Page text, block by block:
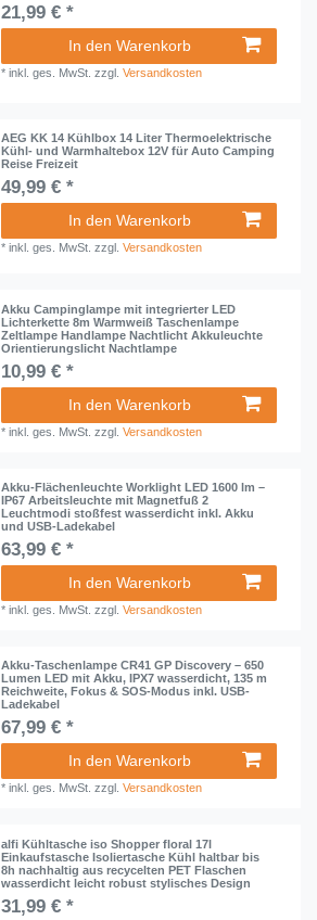
21,99 € *
In den Warenkorb
*inkl. ges. MwSt. zzgl.Versandkosten
AEG KK 14 Kühlbox 14 Liter Thermoelektrische
Kühl- und Warmhaltebox 12V für Auto Camping
Reise Freizeit
49,99 € *
In den Warenkorb
*inkl. ges. MwSt. zzgl.Versandkosten
Akku Campinglampe mit integrierter LED
Lichterkette 8m Warmweiß Taschenlampe
Zeltlampe Handlampe Nachtlicht Akkuleuchte
Orientierungslicht Nachtlampe
10,99 € *
In den Warenkorb
*inkl. ges. MwSt. zzgl.Versandkosten
Akku-Flächenleuchte Worklight LED 1600 lm –
IP67 Arbeitsleuchte mit Magnetfuß 2
Leuchtmodi stoßfest wasserdicht inkl. Akku
und USB-Ladekabel
63,99 € *
In den Warenkorb
*inkl. ges. MwSt. zzgl.Versandkosten
Akku-Taschenlampe CR41 GP Discovery – 650
Lumen LED mit Akku, IPX7 wasserdicht, 135 m
Reichweite, Fokus & SOS-Modus inkl. USB-
Ladekabel
67,99 € *
In den Warenkorb
*inkl. ges. MwSt. zzgl.Versandkosten
alfi Kühltasche iso Shopper floral 17l
Einkaufstasche Isoliertasche Kühl haltbar bis
8h nachhaltig aus recycelten PET Flaschen
wasserdicht leicht robust stylisches Design
31,99 € *